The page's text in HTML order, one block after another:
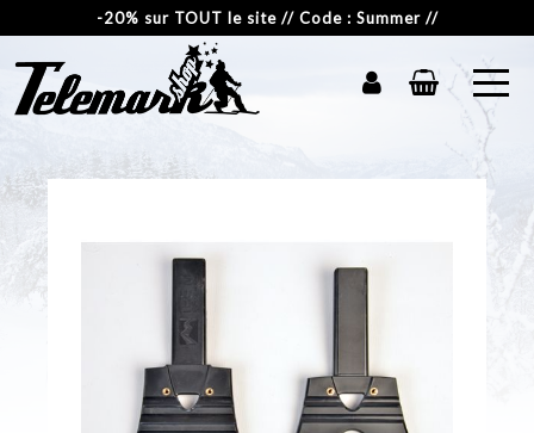
-20% sur TOUT le site // Code : Summer //